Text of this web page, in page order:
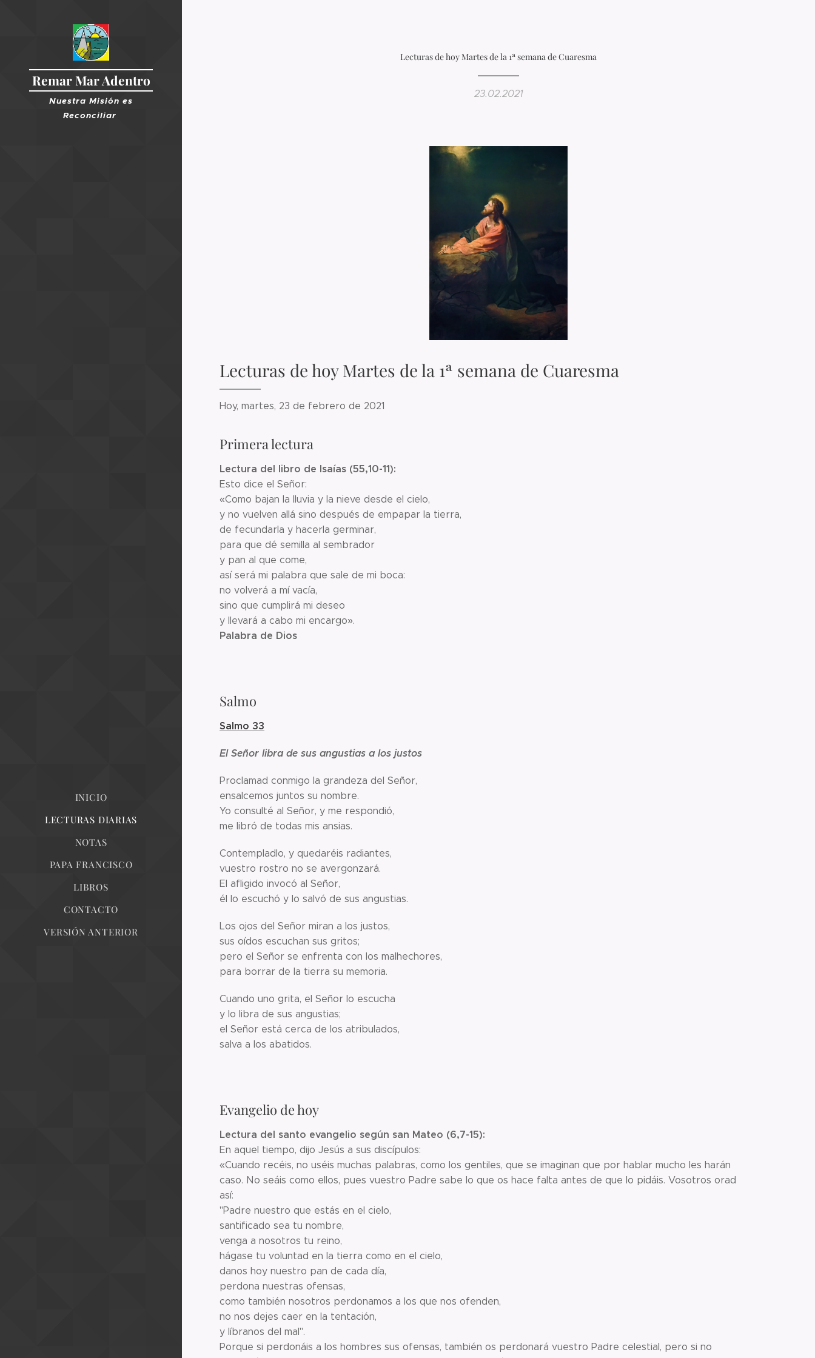
Remar Mar Adentro
Nuestra Misión es
Reconciliar
INICIO
LECTURAS DIARIAS
NOTAS
PAPA FRANCISCO
LIBROS
CONTACTO
VERSIÓN ANTERIOR
Lecturas de hoy Martes de la 1ª semana de Cuaresma
23.02.2021
Lecturas de hoy Martes de la 1ª semana de Cuaresma
Hoy, martes, 23 de febrero de 2021
Primera lectura
Lectura del libro de Isaías (55,10-11):
Esto dice el Señor:
«Como bajan la lluvia y la nieve desde el cielo,
y no vuelven allá sino después de empapar la tierra,
de fecundarla y hacerla germinar,
para que dé semilla al sembrador
y pan al que come,
así será mi palabra que sale de mi boca:
no volverá a mí vacía,
sino que cumplirá mi deseo
y llevará a cabo mi encargo».
Palabra de Dios
Salmo
Salmo 33
El Señor libra de sus angustias a los justos
Proclamad conmigo la grandeza del Señor,
ensalcemos juntos su nombre.
Yo consulté al Señor, y me respondió,
me libró de todas mis ansias.
Contempladlo, y quedaréis radiantes,
vuestro rostro no se avergonzará.
El afligido invocó al Señor,
él lo escuchó y lo salvó de sus angustias.
Los ojos del Señor miran a los justos,
sus oídos escuchan sus gritos;
pero el Señor se enfrenta con los malhechores,
para borrar de la tierra su memoria.
Cuando uno grita, el Señor lo escucha
y lo libra de sus angustias;
el Señor está cerca de los atribulados,
salva a los abatidos.
Evangelio de hoy
Lectura del santo evangelio según san Mateo (6,7-15):
En aquel tiempo, dijo Jesús a sus discípulos:
«Cuando recéis, no uséis muchas palabras, como los gentiles, que se imaginan que por hablar mucho les harán
caso. No seáis como ellos, pues vuestro Padre sabe lo que os hace falta antes de que lo pidáis. Vosotros orad
así:
"Padre nuestro que estás en el cielo,
santificado sea tu nombre,
venga a nosotros tu reino,
hágase tu voluntad en la tierra como en el cielo,
danos hoy nuestro pan de cada día,
perdona nuestras ofensas,
como también nosotros perdonamos a los que nos ofenden,
no nos dejes caer en la tentación,
y líbranos del mal".
Porque si perdonáis a los hombres sus ofensas, también os perdonará vuestro Padre celestial, pero si no